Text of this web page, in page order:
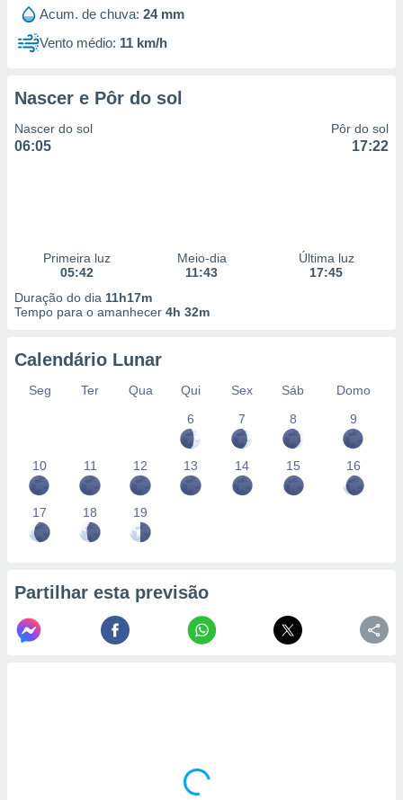
utilizar
criar
ou
de dados
e melhorar
dados
através
estudos
de
Acum. de chuva: 24 mm
Vento médio: 11 km/h
Nascer e Pôr do sol
Nascer do sol
06:05
Pôr do sol
17:22
Primeira luz
05:42
Meio-dia
11:43
Última luz
17:45
Duração do dia 11h17m
Tempo para o amanhecer 4h 32m
Calendário Lunar
Seg Ter Qua Qui Sex Sáb
Domo
6
7 8 9
10 11 12 13 14 15 16
17 18 19
Partilhar esta previsão